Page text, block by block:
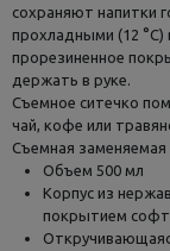
сохраняют напитки
прохладными (12 °C)
прорезиненное
держать в руке.
Съемное ситечко
чай, кофе или
Съемная
Объем 500 мл
Корпус из
покрытием